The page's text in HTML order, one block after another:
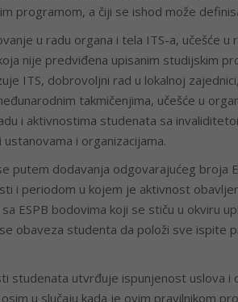
programom, a čiji se ishod može
u radu organa i tela ITS-a, učešće u
nije predviđena upisanim studijskim
ITS, dobrovoljni rad u lokalnoj
takmičenjima, učešće u
i aktivnostima studenata sa
i organizacijama.
putem dodavanja odgovarajućeg broja
i periodom u kojem je aktivnost
ESPB bodovima koji se stiču u okviru
obaveza studenta da položi sve ispite
studenata utvrđuje ispunjenost uslova i
u slučaju kada je ovim pravilnikom